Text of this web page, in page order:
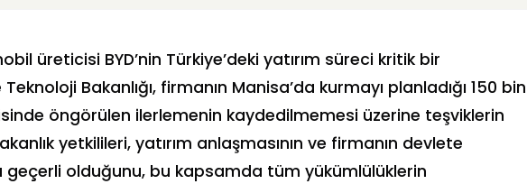
üreticisi BYD’nin Türkiye’deki yatırım süreci kritik bir
Bakanlığı, firmanın Manisa’da kurmayı planladığı 150 bin
öngörülen ilerlemenin kaydedilmemesi üzerine teşviklerin
yetkilileri, yatırım anlaşmasının ve firmanın devlete
olduğunu, bu kapsamda tüm yükümlülüklerin